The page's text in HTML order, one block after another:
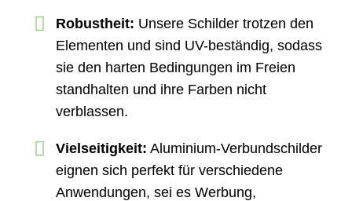
Robustheit: Unsere Schilder trotzen den
Elementen und sind UV-beständig, sodass
sie den harten Bedingungen im Freien
standhalten und ihre Farben nicht
verblassen.
Vielseitigkeit: Aluminium-Verbundschilder
eignen sich perfekt für verschiedene
Anwendungen, sei es Werbung,